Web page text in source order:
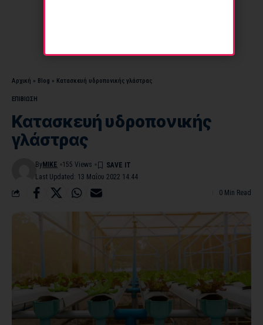
Αρχική » Blog » Κατασκευή υδροπονικής γλάστρας
ΕΠΙΒΙΩΣΗ
Κατασκευή υδροπονικής
γλάστρας
Last Updated: 13 Μαΐου 2022 14:44
By MIKE 155 Views
0 Min Read